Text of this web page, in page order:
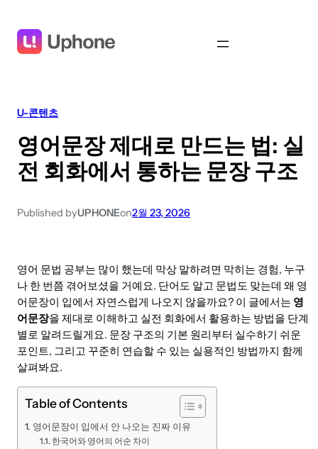
U-콘텐츠
영어문장 제대로 만드는 법: 실
전 회화에서 통하는 문장 구조
Published byUPHONEon2월 23, 2026
영어 문법 공부는 많이 했는데 막상 말하려면 막히는 경험, 누구
나 한 번쯤 겪어보셨을 거예요. 단어도 알고 문법도 맞는데 왜 영
어문장이 입에서 자연스럽게 나오지 않을까요? 이 글에서는 영
어문장을 제대로 이해하고 실전 회화에서 활용하는 방법을 단계
별로 알려드릴게요. 문장 구조의 기본 원리부터 실수하기 쉬운
포인트, 그리고 꾸준히 연습할 수 있는 실용적인 방법까지 함께
살펴봐요.
Table of Contents
영어문장이 입에서 안 나오는 진짜 이유
한국어와 영어의 어순 차이